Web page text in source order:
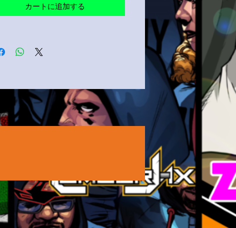
カートに追加する